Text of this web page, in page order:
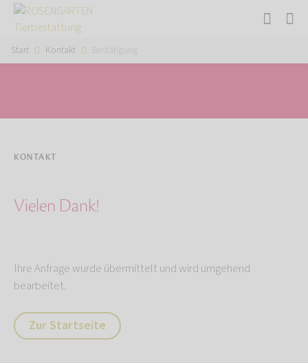
Start Kontakt Bestätigung
KONTAKT
Vielen Dank!
Ihre Anfrage wurde übermittelt und wird umgehend
bearbeitet.
Zur Startseite